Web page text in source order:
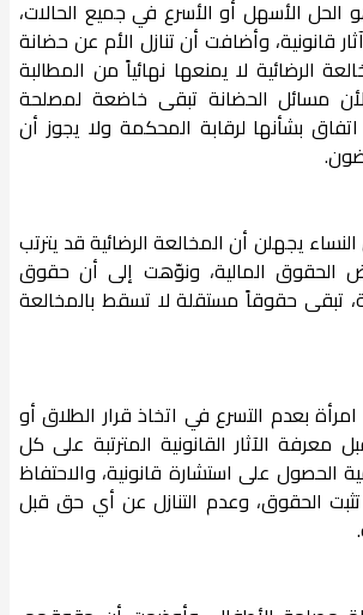
الحل الأسهل أو الأسرع في جميع الحالات،
قانونية، وأضافت أن تنازل الأم عن حضانة
الرضائية لا يمنعها نهائياً من المطالبة
لأن مسائل الحضانة تبقى خاضعة لمصلحة
بشأنها لرقابة المحكمة ولا يجوز أن
يجهلن أن المخالعة الرضائية قد يترتب
الحقوق المالية، ونوّهت إلى أن حقوق
تبقى حقوقاً مستقلة لا تسقط بالمخالعة
بعدم التسرع في اتخاذ قرار الطلاق أو
معرفة الآثار القانونية المترتبة على كل
الحصول على استشارة قانونية، والاحتفاظ
تثبت الحقوق، وعدم التنازل عن أي حق قبل